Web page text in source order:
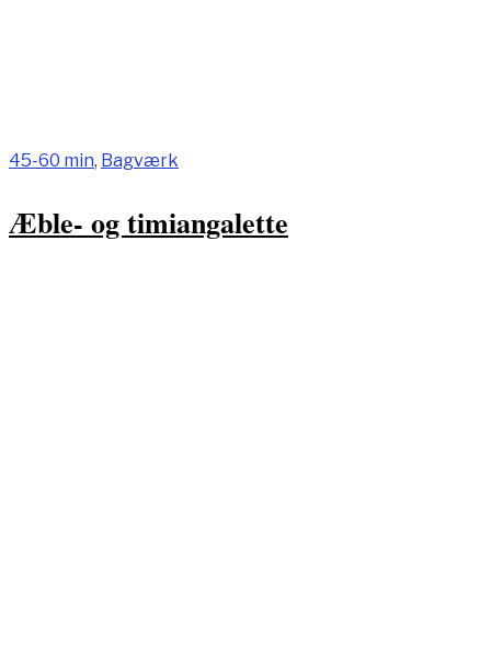
45-60 min, Bagværk
Æble- og timiangalette